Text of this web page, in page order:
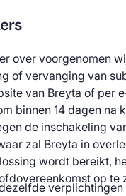
over voorgenomen
of vervanging van
van Breyta of per
binnen 14 dagen na
de inschakeling
zal Breyta in
wordt bereikt,
op te
verplichtingen